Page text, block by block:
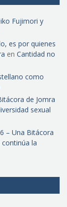
Fujimori y
es por quienes
en Cantidad no
como
de Jomra
sexual
– Una Bitácora
continúa la